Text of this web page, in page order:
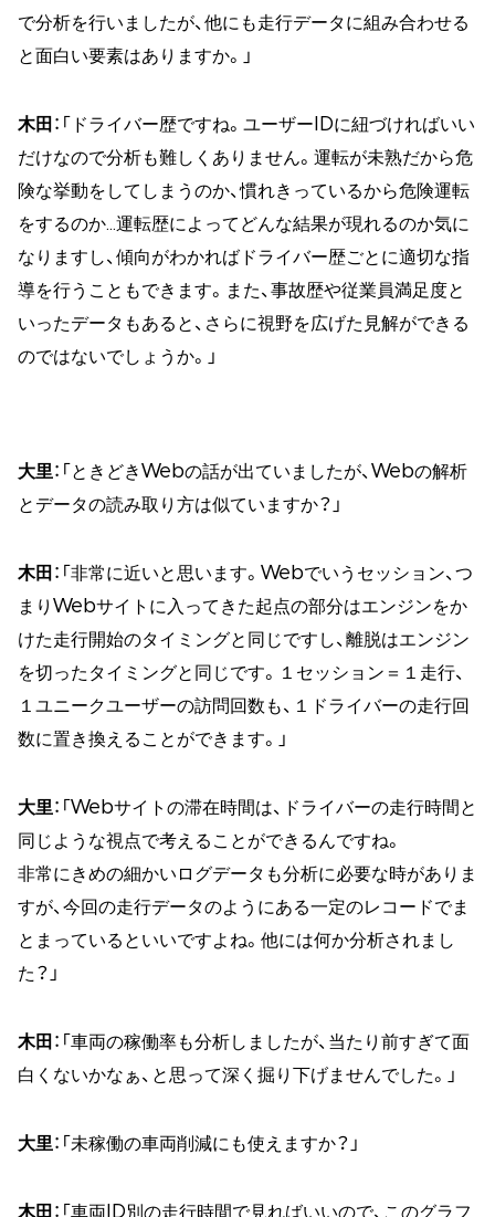
で分析を行いましたが、他にも走行データに組み合わせる
と面白い要素はありますか。」
木田 ：「ドライバー歴ですね。ユーザーIDに紐づければいい
だけなので分析も難しくありません。運転が未熟だから危
険な挙動をしてしまうのか、慣れきっているから危険運転
をするのか…運転歴によってどんな結果が現れるのか気に
なりますし、傾向がわかればドライバー歴ごとに適切な指
導を行うこともできます。また、事故歴や従業員満足度と
いったデータもあると、さらに視野を広げた見解ができる
のではないでしょうか。」
大里：「ときどきWebの話が出ていましたが、Webの解析
とデータの読み取り方は似ていますか？」
木田 ：「非常に近いと思います。Webでいうセッション、つ
まりWebサイトに入ってきた起点の部分はエンジンをか
けた走行開始のタイミングと同じですし、離脱はエンジン
を切ったタイミングと同じです。１セッション＝１走行、
１ユニークユーザーの訪問回数も、１ドライバーの走行回
数に置き換えることができます。」
大里：「Webサイトの滞在時間は、ドライバーの走行時間と
同じような視点で考えることができるんですね。
非常にきめの細かいログデータも分析に必要な時がありま
すが、今回の走行データのようにある一定のレコードでま
とまっているといいですよね。他には何か分析されまし
た？」
木田 ：「車両の稼働率も分析しましたが、当たり前すぎて面
白くないかなぁ、と思って深く掘り下げませんでした。」
大里：「未稼働の車両削減にも使えますか？」
木田 ：「車両ID別の走行時間で見ればいいので、このグラフ